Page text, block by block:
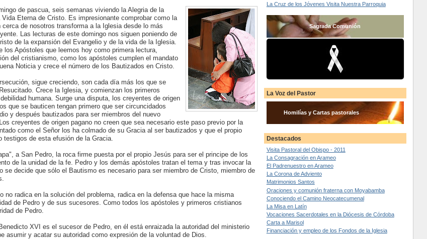
de pascua, seis semanas viviendo la Alegria de la
Eterna de Cristo. Es impresionante comprobar como la
de nosotros transforma a la Iglesia desde lo más
Las lecturas de este domingo nos siguen poniendo de
de la expansión del Evangelio y de la vida de la Iglesia.
los Apóstoles que leemos hoy como primera lectura,
del cristianismo, como los apóstoles cumplen el mandato
Noticia y crece el número de los Bautizados en Cristo.
sigue creciendo, son cada día más los que se
Crece la Iglesia, y comienzan los primeros
humana. Surge una disputa, los creyentes de origen
que se bauticen tengan primero que ser circuncidados
y después bautizados para ser miembros del nuevo
creyentes de origen pagano no creen que sea necesario este paso previo por la
como el Señor los ha colmado de su Gracia al ser bautizados y que el propio
testigos de esta efusión de la Gracia.
a San Pedro, la roca firme puesta por el propio Jesús para ser el principe de los
de la unidad de la fe. Pedro y los demás apóstoles tratan el tema y tras invocar la
se decide que sólo el Bautismo es necesario para ser miembro de Cristo, miembro de
no radica en la solución del problema, radica en la defensa que hace la misma
de Pedro y de sus sucesores. Como todos los apóstoles y primeros cristianos
de Pedro.
XVI es el sucesor de Pedro, en él está enraizada la autoridad del ministerio
asumir y acatar su autoridad como expresión de la voluntad de Dios.
La Cruz de los Jóvenes Visita Nuestra Parroquia
Sagrada Comunión
La Voz del Pastor
Homilías y Cartas pastorales
Destacados
Visita Pastoral del Obispo - 2011
La Consagración en Arameo
El Padrenuestro en Arameo
La Corona de Adviento
Matrimonios Santos
Oraciones y comunión fraterna con Moyabamba
Conociendo el Camino Neocatecumenal
La Misa en Latín
Vocaciones Sacerdotales en la Diócesis de Córdoba
Carta a Marisol
Financiación y empleo de los Fondos de la Iglesia